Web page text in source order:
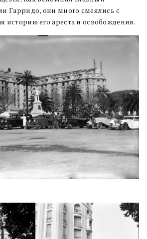
Гарридо, они много смеялись с
историю его ареста и освобождения.